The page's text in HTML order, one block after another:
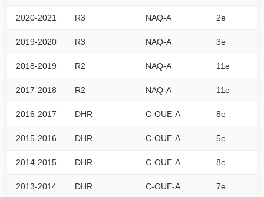
2020-2021 R3 NAQ-A 2e
2019-2020 R3 NAQ-A 3e
2018-2019 R2 NAQ-A 11e
2017-2018 R2 NAQ-A 11e
2016-2017 DHR C-OUE-A 8e
2015-2016 DHR C-OUE-A 5e
2014-2015 DHR C-OUE-A 8e
2013-2014 DHR C-OUE-A 7e